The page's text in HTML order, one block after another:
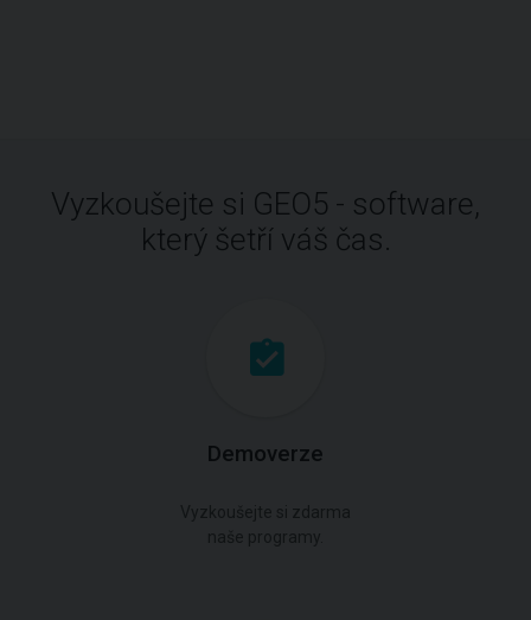
Vyzkoušejte si GEO5 - software,
který šetří váš čas.
Demoverze